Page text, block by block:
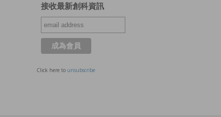
接收最新創科資訊
Click here to unsubscribe